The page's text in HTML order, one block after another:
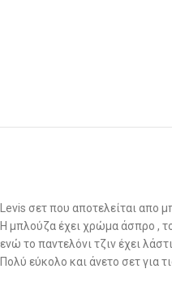
Levis σετ που αποτελείται απο
Η μπλούζα έχει χρώμα άσπρο ,
ενώ το παντελόνι τζιν έχει
Πολύ εύκολο και άνετο σετ για